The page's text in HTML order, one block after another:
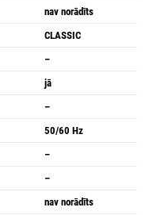
nav norādīts
CLASSIC
–
jā
–
50/60 Hz
–
–
nav norādīts